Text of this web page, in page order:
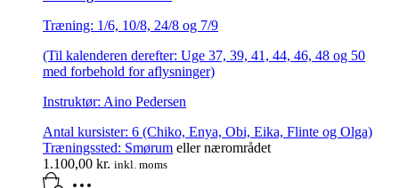
Træning: 1/6, 10/8, 24/8 og 7/9
(Til kalenderen derefter: Uge 37, 39, 41, 44, 46, 48 og 50
med forbehold for aflysninger)
Instruktør: Aino Pedersen
Antal kursister: 6 (Chiko, Enya, Obi, Eika, Flinte og Olga)
Træningssted: Smørum eller nærområdet
1.100,00 kr. inkl. moms